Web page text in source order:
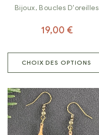
Bijoux,Boucles D'oreilles
19,00 €
CHOIX DES OPTIONS